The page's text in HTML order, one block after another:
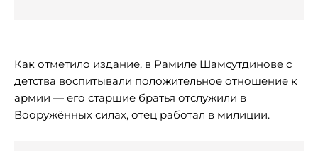
Как отметило издание, в Рамиле Шамсутдинове с
детства воспитывали положительное отношение к
армии — его старшие братья отслужили в
Вооружённых силах, отец работал в милиции.